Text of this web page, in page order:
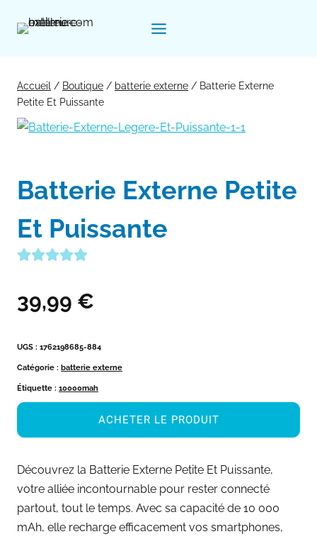
Accueil / Boutique / batterie externe / Batterie Externe
Petite Et Puissante
Batterie Externe Petite
Et Puissante
39,99 €
UGS : 1762198685-884
Catégorie : batterie externe
Étiquette : 10000mah
ACHETER LE PRODUIT
Découvrez la Batterie Externe Petite Et Puissante,
votre alliée incontournable pour rester connecté
partout, tout le temps. Avec sa capacité de 10 000
mAh, elle recharge efficacement vos smartphones,